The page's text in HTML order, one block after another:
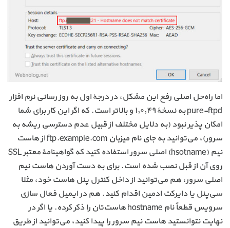
اما راه‌حل اصلی رفع این مشکل، در درجهٔ اول به روز رسانی نرم افزار
pure-ftpd به نسخهٔ ۱٫۰٫۴۹ و بالاتر است. که اگر این کار برای شما
امکان پذیر نبود (به دلایل مختلف از قبیل عدم دسترسی ریشه به
سرور)، می‌توانید به جای نام میزبان ftp.example.com از هاست
نیم (hsotname) اصلی سرور استفاده کنید که گواهینامهٔ معتبر SSL
روی آن از قبل نصب شده است. برای به دست آوردن هاست نیم
اصلی سرور، هم می‌توانید از داخل کنترل پنل هاست خود، مثلا
سی‌پنل یا دایرکت ادمین اقدام کنید. هم در ایمیل فعال سازی
سرویس قطعاً‌ نام hostname هاست‌تان را ذکر کرده. یا اگر در
نهایت نتوانستید هاست نیم سرور را پیدا کنید،‌ می‌توانید از طریق